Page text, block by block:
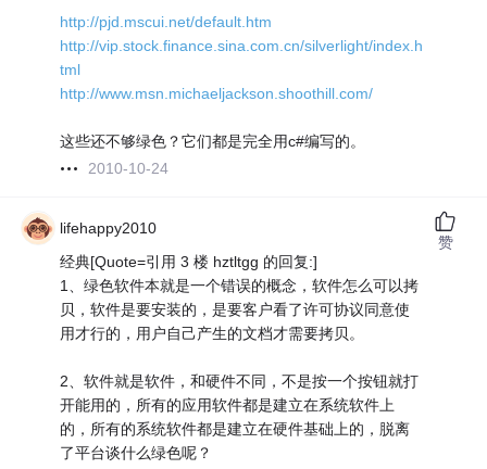
http://pjd.mscui.net/default.htm
http://vip.stock.finance.sina.com.cn/silverlight/index.h
tml
http://www.msn.michaeljackson.shoothill.com/
这些还不够绿色？它们都是完全用c#编写的。
2010-10-24
lifehappy2010
经典[Quote=引用 3 楼 hztltgg 的回复:]
1、绿色软件本就是一个错误的概念，软件怎么可以拷
贝，软件是要安装的，是要客户看了许可协议同意使
用才行的，用户自己产生的文档才需要拷贝。
2、软件就是软件，和硬件不同，不是按一个按钮就打
开能用的，所有的应用软件都是建立在系统软件上
的，所有的系统软件都是建立在硬件基础上的，脱离
了平台谈什么绿色呢？
赞